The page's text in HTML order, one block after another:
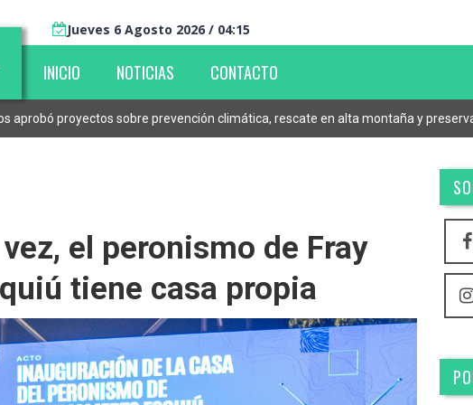
Jueves 6 Agosto 2026 / 04:15
INICIO NOTICIAS CONTACTO
aprobó proyectos sobre prevención climática, rescate en alta montaña y
el peronismo de Fray
tiene casa propia